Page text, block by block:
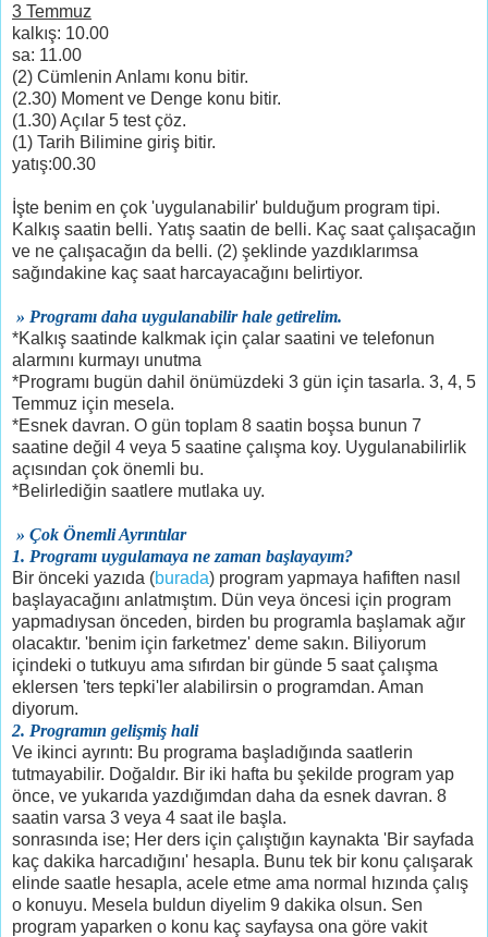
3 Temmuz
kalkış: 10.00
sa: 11.00
(2) Cümlenin Anlamı konu bitir.
(2.30) Moment ve Denge konu bitir.
(1.30) Açılar 5 test çöz.
(1) Tarih Bilimine giriş bitir.
yatış:00.30
İşte benim en çok 'uygulanabilir' bulduğum program tipi.
Kalkış saatin belli. Yatış saatin de belli. Kaç saat çalışacağın
ve ne çalışacağın da belli. (2) şeklinde yazdıklarımsa
sağındakine kaç saat harcayacağını belirtiyor.
» Programı daha uygulanabilir hale getirelim.
*Kalkış saatinde kalkmak için çalar saatini ve telefonun
alarmını kurmayı unutma
*Programı bugün dahil önümüzdeki 3 gün için tasarla. 3, 4, 5
Temmuz için mesela.
*Esnek davran. O gün toplam 8 saatin boşsa bunun 7
saatine değil 4 veya 5 saatine çalışma koy. Uygulanabilirlik
açısından çok önemli bu.
*Belirlediğin saatlere mutlaka uy.
» Çok Önemli Ayrıntılar
1. Programı uygulamaya ne zaman başlayayım?
Bir önceki yazıda (burada) program yapmaya hafiften nasıl
başlayacağını anlatmıştım. Dün veya öncesi için program
yapmadıysan önceden, birden bu programla başlamak ağır
olacaktır. 'benim için farketmez' deme sakın. Biliyorum
içindeki o tutkuyu ama sıfırdan bir günde 5 saat çalışma
eklersen 'ters tepki'ler alabilirsin o programdan. Aman
diyorum.
2. Programın gelişmiş hali
Ve ikinci ayrıntı: Bu programa başladığında saatlerin
tutmayabilir. Doğaldır. Bir iki hafta bu şekilde program yap
önce, ve yukarıda yazdığımdan daha da esnek davran. 8
saatin varsa 3 veya 4 saat ile başla.
sonrasında ise; Her ders için çalıştığın kaynakta 'Bir sayfada
kaç dakika harcadığını' hesapla. Bunu tek bir konu çalışarak
elinde saatle hesapla, acele etme ama normal hızında çalış
o konuyu. Mesela buldun diyelim 9 dakika olsun. Sen
program yaparken o konu kaç sayfaysa ona göre vakit